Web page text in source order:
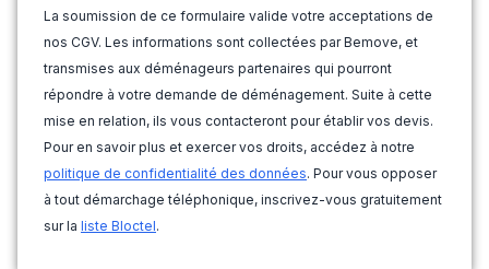
La soumission de ce formulaire valide votre acceptations de
nos CGV. Les informations sont collectées par Bemove, et
transmises aux déménageurs partenaires qui pourront
répondre à votre demande de déménagement. Suite à cette
mise en relation, ils vous contacteront pour établir vos devis.
Pour en savoir plus et exercer vos droits, accédez à notre
politique de confidentialité des données. Pour vous opposer
à tout démarchage téléphonique, inscrivez-vous gratuitement
sur la liste Bloctel.